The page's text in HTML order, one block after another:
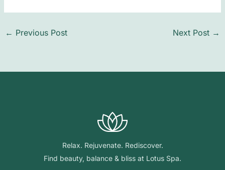
← Previous Post Next Post →
Relax. Rejuvenate. Rediscover.
Find beauty, balance & bliss at Lotus Spa.